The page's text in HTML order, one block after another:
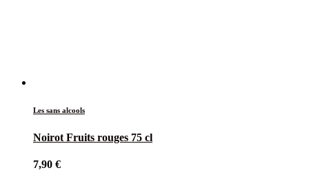
Les sans alcools
Noirot Fruits rouges 75 cl
7,90 €